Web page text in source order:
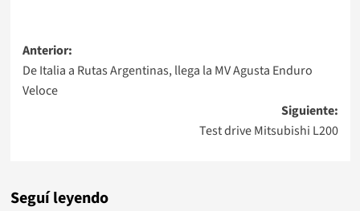
Navegación
de
entradas
Anterior:
De Italia a Rutas Argentinas, llega la MV Agusta Enduro
Veloce
Siguiente:
Test drive Mitsubishi L200
Seguí leyendo